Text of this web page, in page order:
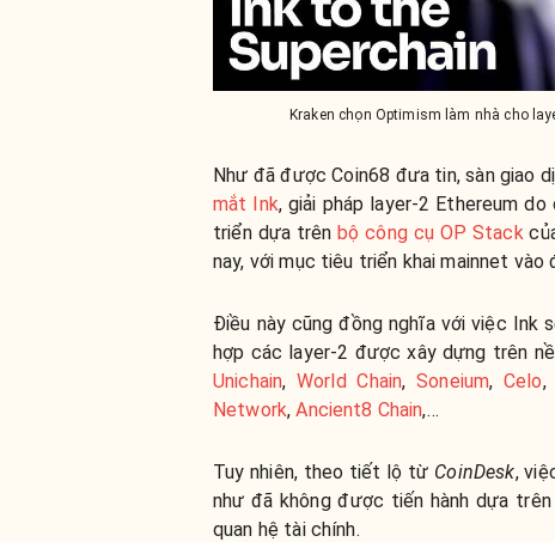
Kraken chọn Optimism làm nhà cho
Như đã được Coin68 đưa tin, sàn giao
mắt Ink, giải pháp layer-2 Ethereum
triển dựa trênbộ công cụ OP Stack
nay, với mục tiêu triển khai mainnet vào
Điều này cũng đồng nghĩa với việc Ink
hợp các layer-2 được xây dựng trên
Unichain,World Chain,Soneium, Celo
Network,Ancient8 Chain,…
Tuy nhiên, theo tiết lộ từ CoinDesk,
như đã không được tiến hành dựa
quan hệ tài chính.